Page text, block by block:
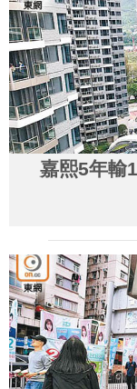
嘉熙5年輸